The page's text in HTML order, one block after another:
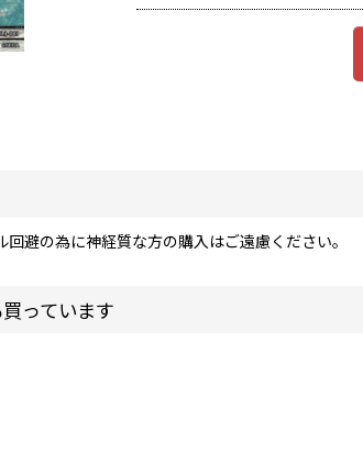
避の為に神経質な方の購入はご遠慮ください。
っています